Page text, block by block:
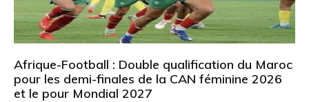
Afrique-Football : Double qualification du Maroc
pour les demi-finales de la CAN féminine 2026
et le pour Mondial 2027